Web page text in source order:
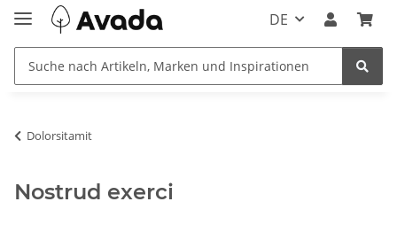
DE
Dolorsitamit
Nostrud exerci